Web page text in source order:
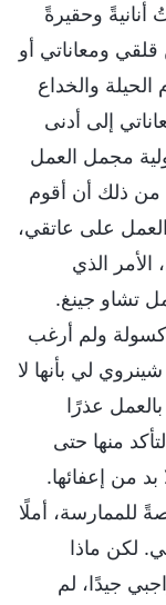
وحقيرةً
ومعاناتي أو
والخداع
إلى أدنى
مجمل العمل
من ذلك أن أقوم
على عاتقي،
الذي
تشاو جينغ.
كسولة ولم أرغب
لي بأنها لا
عذرًا
منها حتى
من إعفائها.
للممارسة، أملًا
لكن ماذا
جيدًا، لم